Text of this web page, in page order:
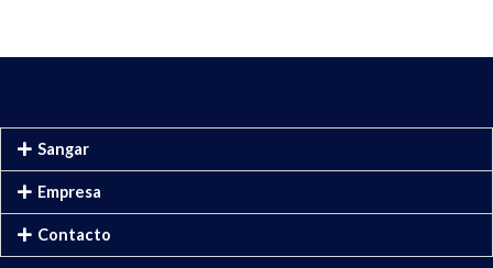
Sangar
Empresa
Contacto